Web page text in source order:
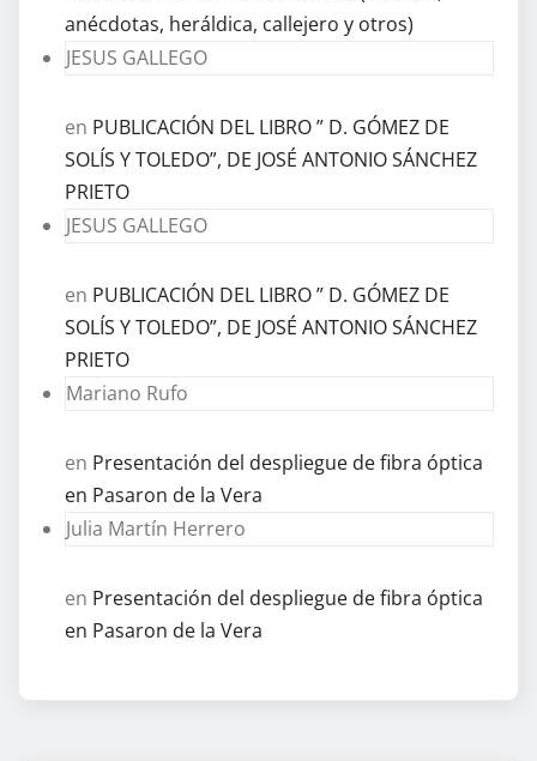
anécdotas, heráldica, callejero y otros)
JESUS GALLEGO
en PUBLICACIÓN DEL LIBRO ” D. GÓMEZ DE
SOLÍS Y TOLEDO”, DE JOSÉ ANTONIO SÁNCHEZ
PRIETO
JESUS GALLEGO
en PUBLICACIÓN DEL LIBRO ” D. GÓMEZ DE
SOLÍS Y TOLEDO”, DE JOSÉ ANTONIO SÁNCHEZ
PRIETO
Mariano Rufo
en Presentación del despliegue de fibra óptica
en Pasaron de la Vera
Julia Martín Herrero
en Presentación del despliegue de fibra óptica
en Pasaron de la Vera